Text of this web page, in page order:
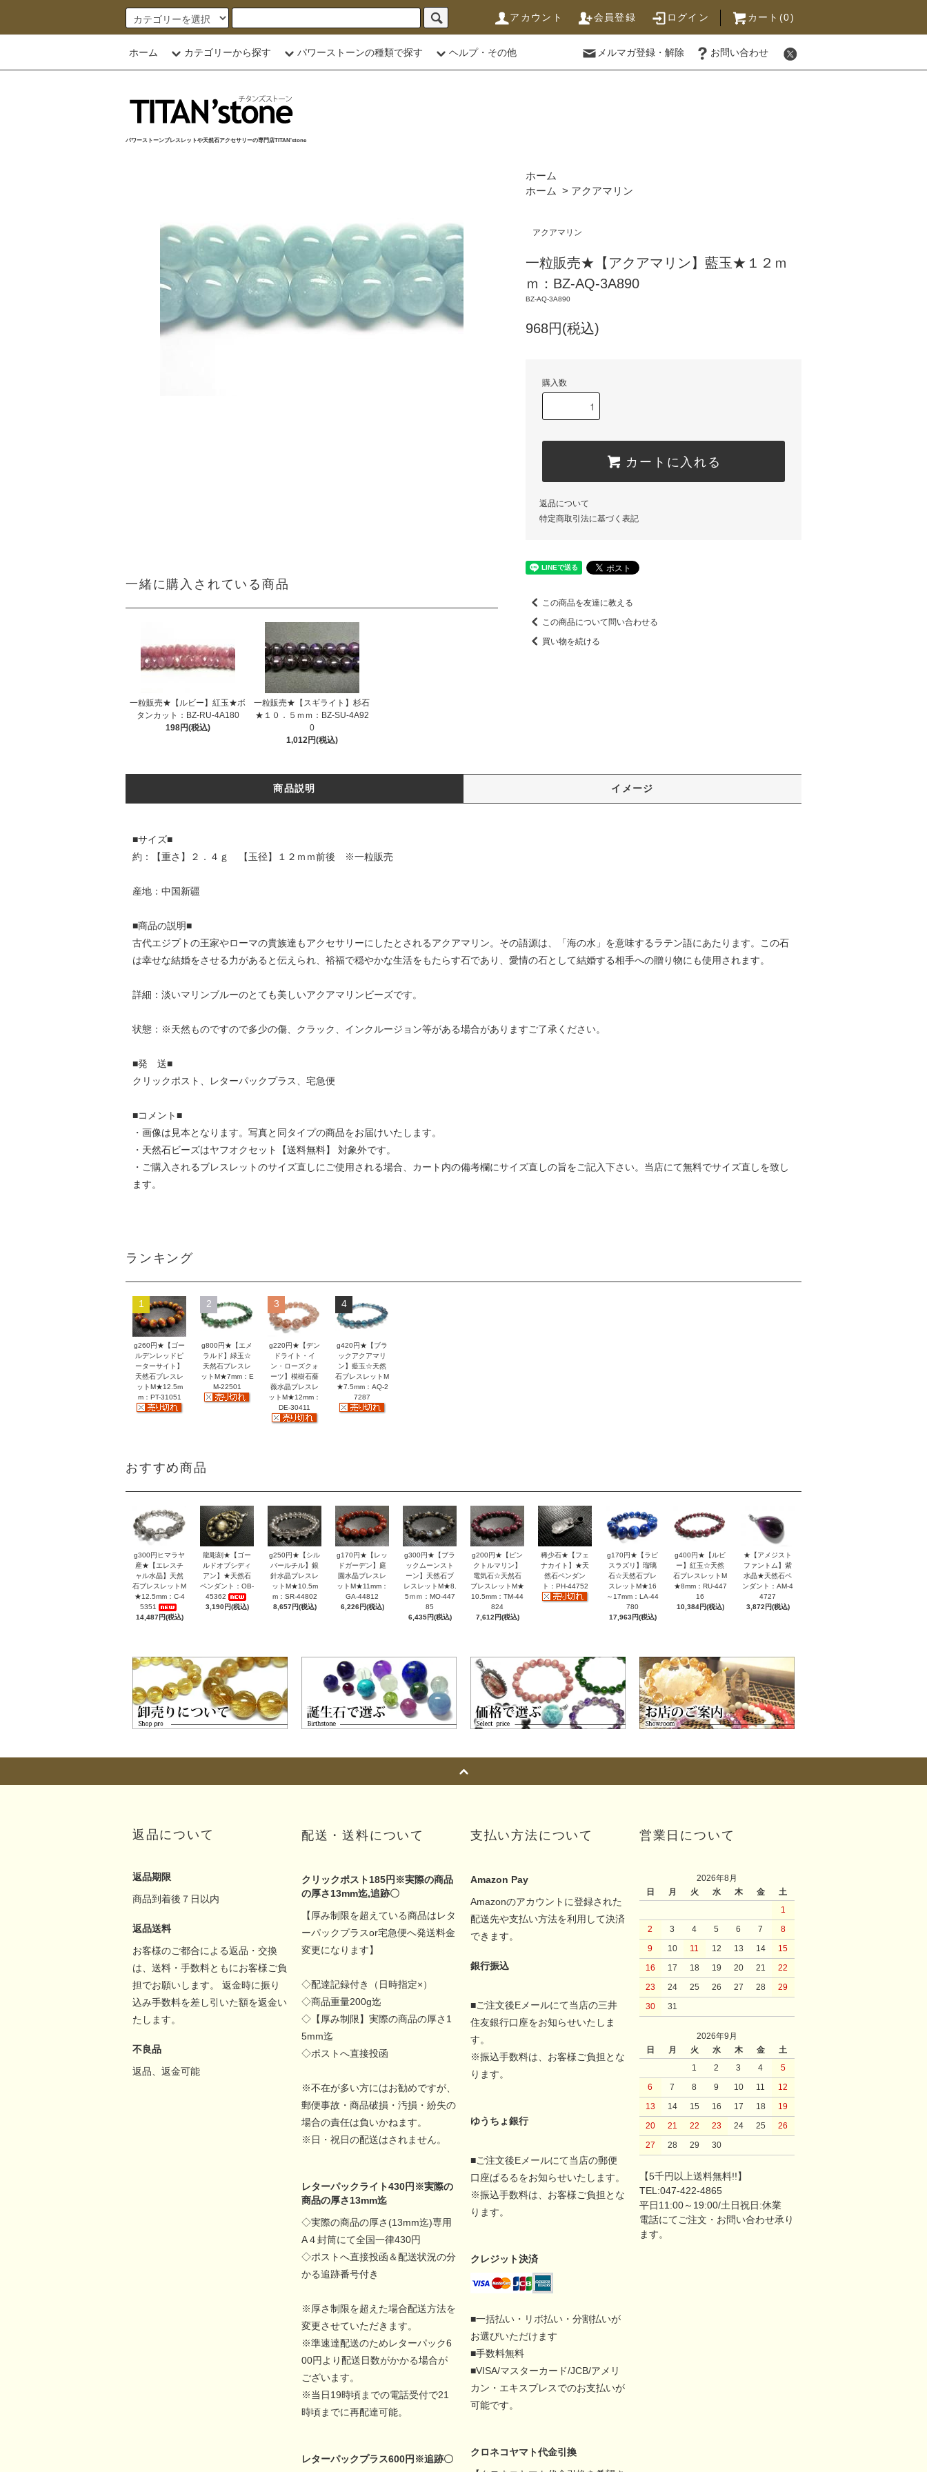
アカウント 会員登録 ログイン カート(0)
ホーム カテゴリーから探す パワーストーンの種類で探す ヘルプ・その他 メルマガ登録・解除 お問い合わせ
パワーストーンブレスレットや天然石アクセサリーの専門店TITAN'stone
一緒に購入されている商品
一粒販売★【ルビー】紅玉★ボ
タンカット：BZ-RU-4A180
198円(税込)
一粒販売★【スギライト】杉石
★１０．５ｍｍ：BZ-SU-4A92
0
1,012円(税込)
ホーム
ホーム > アクアマリン
アクアマリン
一粒販売★【アクアマリン】藍玉★１２ｍ
ｍ：BZ-AQ-3A890
BZ-AQ-3A890
968円(税込)
購入数
カートに入れる
返品について
特定商取引法に基づく表記
この商品を友達に教える
この商品について問い合わせる
買い物を続ける
商品説明 イメージ
■サイズ■
約：【重さ】２．４ｇ 【玉径】１２ｍｍ前後 ※一粒販売
産地：中国新疆
■商品の説明■
古代エジプトの王家やローマの貴族達もアクセサリーにしたとされるアクアマリン。その語源は、「海の水」を意味するラテン語にあたります。この石
は幸せな結婚をさせる力があると伝えられ、裕福で穏やかな生活をもたらす石であり、愛情の石として結婚する相手への贈り物にも使用されます。
詳細：淡いマリンブルーのとても美しいアクアマリンビーズです。
状態：※天然ものですので多少の傷、クラック、インクルージョン等がある場合がありますご了承ください。
■発 送■
クリックポスト、レターパックプラス、宅急便
■コメント■
・画像は見本となります。写真と同タイプの商品をお届けいたします。
・天然石ビーズはヤフオクセット【送料無料】 対象外です。
・ご購入されるブレスレットのサイズ直しにご使用される場合、カート内の備考欄にサイズ直しの旨をご記入下さい。当店にて無料でサイズ直しを致し
ます。
ランキング
1
g260円★【ゴー
ルデンレッドピ
ーターサイト】
天然石ブレスレ
ットM★12.5m
m：PT-31051
2
g800円★【エメ
ラルド】緑玉☆
天然石ブレスレ
ットM★7mm：E
M-22501
3
g220円★【デン
ドライト・イ
ン・ローズクォ
ーツ】模樹石薔
薇水晶ブレスレ
ットM★12mm：
DE-30411
4
g420円★【ブラ
ックアクアマリ
ン】藍玉☆天然
石ブレスレットM
★7.5mm：AQ-2
7287
おすすめ商品
g300円ヒマラヤ
産★【エレスチ
ャル水晶】天然
石ブレスレットM
★12.5mm：C-4
5351
14,487円(税込)
龍彫刻★【ゴー
ルドオブシディ
アン】★天然石
ペンダント：OB-
45362
3,190円(税込)
g250円★【シル
バールチル】銀
針水晶ブレスレ
ットM★10.5m
m：SR-44802
8,657円(税込)
g170円★【レッ
ドガーデン】庭
園水晶ブレスレ
ットM★11mm：
GA-44812
6,226円(税込)
g300円★【ブラ
ックムーンスト
ーン】天然石ブ
レスレットM★8.
5ｍｍ：MO-447
85
6,435円(税込)
g200円★【ピン
クトルマリン】
電気石☆天然石
ブレスレットM★
10.5mm：TM-44
824
7,612円(税込)
稀少石★【フェ
ナカイト】★天
然石ペンダン
ト：PH-44752
g170円★【ラピ
スラズリ】瑠璃
石☆天然石ブレ
スレットM★16
～17mm：LA-44
780
17,963円(税込)
g400円★【ルビ
ー】紅玉☆天然
石ブレスレットM
★8mm：RU-447
16
10,384円(税込)
★【アメジスト
ファントム】紫
水晶★天然石ペ
ンダント：AM-4
4727
3,872円(税込)
返品について
返品期限
商品到着後７日以内
返品送料
お客様のご都合による返品・交換
は、送料・手数料ともにお客様ご負
担でお願いします。 返金時に振り
込み手数料を差し引いた額を返金い
たします。
不良品
返品、返金可能
配送・送料について
クリックポスト185円※実際の商品
の厚さ13mm迄,追跡〇
【厚み制限を超えている商品はレタ
ーパックプラスor宅急便へ発送料金
変更になります】
◇配達記録付き（日時指定×）
◇商品重量200g迄
◇【厚み制限】実際の商品の厚さ1
5mm迄
◇ポストへ直接投函
※不在が多い方にはお勧めですが、
郵便事故・商品破損・汚損・紛失の
場合の責任は負いかねます。
※日・祝日の配送はされません。
レターパックライト430円※実際の
商品の厚さ13mm迄
◇実際の商品の厚さ(13mm迄)専用
A４封筒にて全国一律430円
◇ポストへ直接投函＆配送状況の分
かる追跡番号付き
※厚さ制限を超えた場合配送方法を
変更させていただきます。
※準速達配送のためレターパック6
00円より配送日数がかかる場合が
ございます。
※当日19時頃までの電話受付で21
時頃までに再配達可能。
レターパックプラス600円※追跡〇
支払い方法について
Amazon Pay
Amazonのアカウントに登録された
配送先や支払い方法を利用して決済
できます。
銀行振込
■ご注文後Eメールにて当店の三井
住友銀行口座をお知らせいたしま
す。
※振込手数料は、お客様ご負担とな
ります。
ゆうちょ銀行
■ご注文後Eメールにて当店の郵便
口座ぱるるをお知らせいたします。
※振込手数料は、お客様ご負担とな
ります。
クレジット決済
■一括払い・リボ払い・分割払いが
お選びいただけます
■手数料無料
■VISA/マスターカード/JCB/アメリ
カン・エキスプレスでのお支払いが
可能です。
クロネコヤマト代金引換
営業日について
2026年8月
日
月 火 水 木 金
土
1
2
3 4 5 6 7
8
9
10 11 12 13 14
15
16
17 18 19 20 21
22
23
24 25 26 27 28
29
30
31
2026年9月
日
月 火 水 木 金
土
1
2 3 4
5
6
7 8 9 10 11
12
13
14 15 16 17 18
19
20
21 22 23 24 25
26
27
28 29 30
【5千円以上送料無料!!】
TEL:047-422-4865
平日11:00～19:00/土日祝日:休業
電話にてご注文・お問い合わせ承り
ます。